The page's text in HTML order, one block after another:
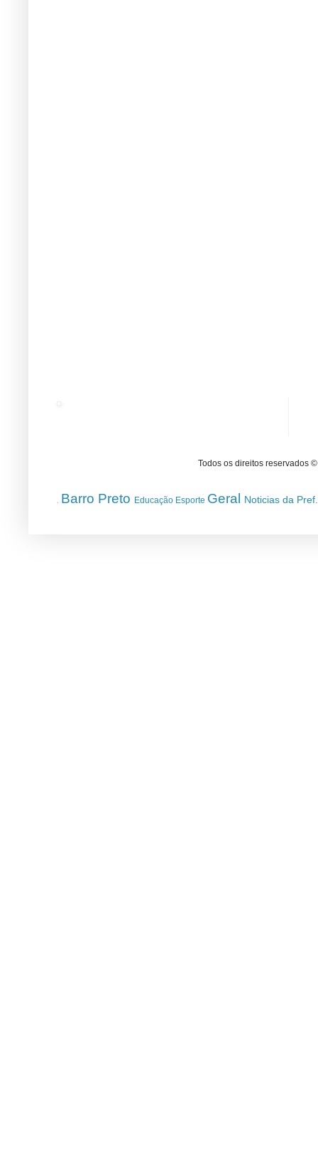
Todos os direitos reservados
Barro Preto Educação Esporte Geral Noticias da